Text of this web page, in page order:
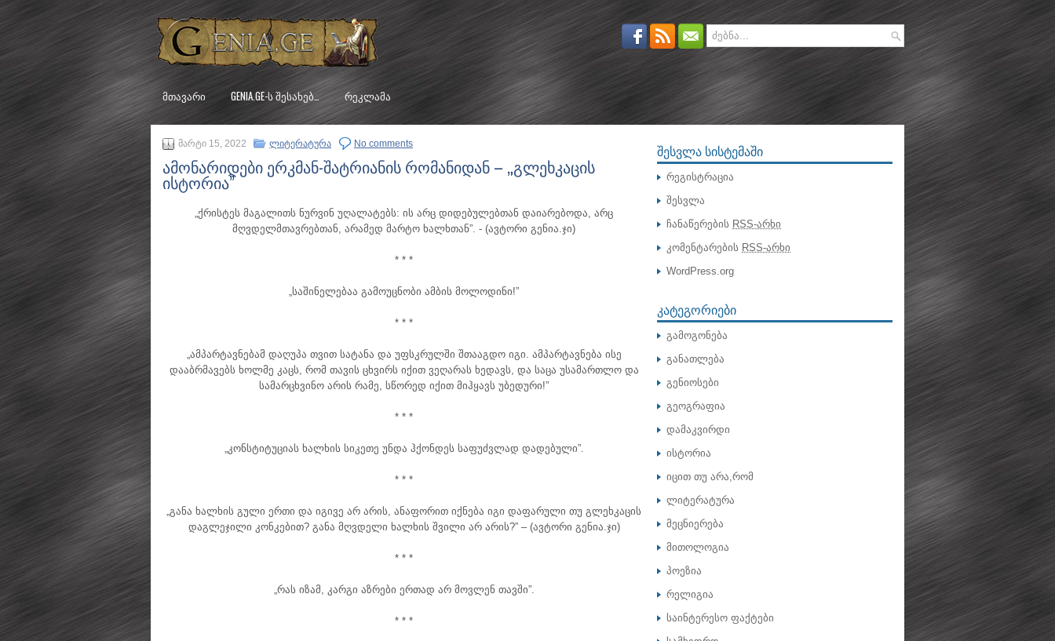
ᲛᲗᲐᲕᲐᲠᲘ GENIA.GE-Ს ᲨᲔᲡᲐᲮᲔᲑ… ᲠᲔᲙᲚᲐᲛᲐ
მარტი 15, 2022 ლიტერატურა No comments
ამონარიდები ერკმან-შატრიანის რომანიდან – „გლეხკაცის
ისტორია”
„ქრისტეს მაგალითს ნურვინ უღალატებს: ის არც დიდებულებთან დაიარებოდა, არც
მღვდელმთავრებთან, არამედ მარტო ხალხთან”. - (ავტორი გენია.ჯი)
* * *
„საშინელებაა გამოუცნობი ამბის მოლოდინი!”
* * *
„ამპარტავნებამ დაღუპა თვით სატანა და უფსკრულში შთააგდო იგი. ამპარტავნება ისე
დააბრმავებს ხოლმე კაცს, რომ თავის ცხვირს იქით ვეღარას ხედავს, და საცა უსამართლო და
სამარცხვინო არის რამე, სწორედ იქით მიჰყავს უბედური!”
* * *
„კონსტიტუციას ხალხის სიკეთე უნდა ჰქონდეს საფუძვლად დადებული”.
* * *
„განა ხალხის გული ერთი და იგივე არ არის, ანაფორით იქნება იგი დაფარული თუ გლეხკაცის
დაგლეჯილი კონკებით? განა მღვდელი ხალხის შვილი არ არის?” – (ავტორი გენია.ჯი)
* * *
„რას იზამ, კარგი აზრები ერთად არ მოვლენ თავში”.
* * *
ᲨᲔᲡᲕᲚᲐ ᲡᲘᲡᲢᲔᲛᲐᲨᲘ
რეგისტრაცია
შესვლა
ჩანაწერების RSS-არხი
კომენტარების RSS-არხი
WordPress.org
ᲙᲐᲢᲔᲒᲝᲠᲘᲔᲑᲘ
გამოგონება
განათლება
გენიოსები
გეოგრაფია
დამაკვირდი
ისტორია
იცით თუ არა,რომ
ლიტერატურა
მეცნიერება
მითოლოგია
პოეზია
რელიგია
საინტერესო ფაქტები